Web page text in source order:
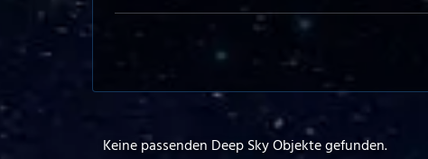
Keine passenden Deep Sky Objekte gefunden.